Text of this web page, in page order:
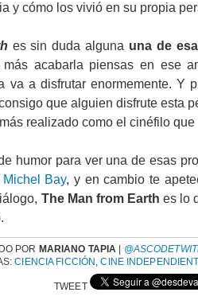
y cómo los vivió en su propia
es sin duda alguna una de
acabarla piensas en ese
va a disfrutar enormemente. Y
que alguien disfrute esta
realizado como el cinéfilo que
humor para ver una de esas
Michel Bay, y en cambio te
The Man from Earth es lo
POR MARIANO TAPIA
CIENCIA FICCIÓN ,CINE
TWEET